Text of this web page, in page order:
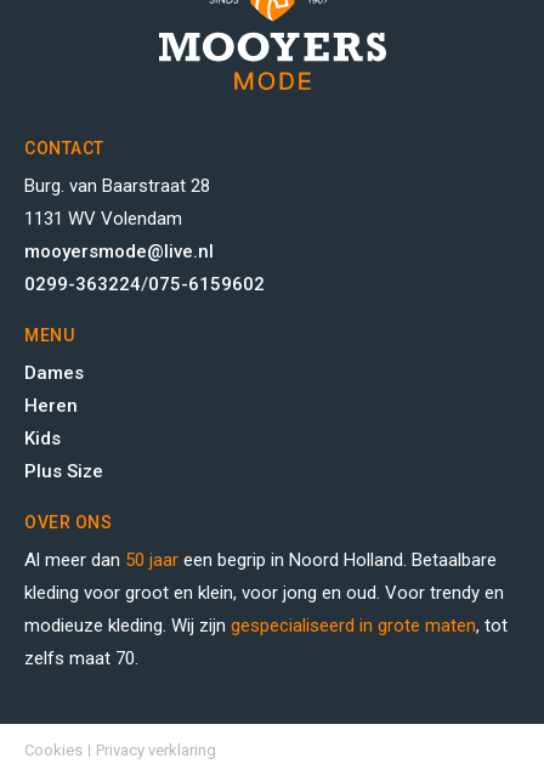
CONTACT
Burg. van Baarstraat 28
1131 WV Volendam
mooyersmode@live.nl
0299-363224/075-6159602
MENU
Dames
Heren
Kids
Plus Size
OVER ONS
Al meer dan 50 jaar een begrip in Noord Holland. Betaalbare
kleding voor groot en klein, voor jong en oud. Voor trendy en
modieuze kleding. Wij zijn gespecialiseerd in grote maten, tot
zelfs maat 70.
Cookies Privacy verklaring